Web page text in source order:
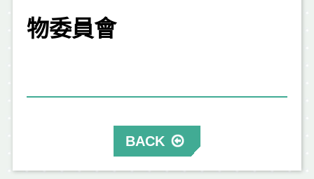
物委員會
BACK